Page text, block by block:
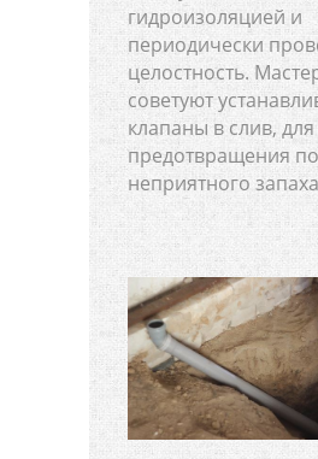
гидроизоляцией и
периодически
целостность.
советуют
клапаны в слив, для
предотвращения
неприятного